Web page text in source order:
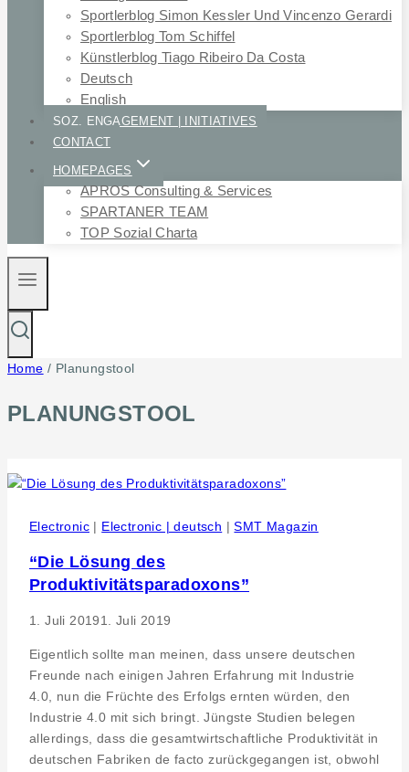
Sportlerblog Simon Kessler Und Vincenzo Gerardi
Sportlerblog Tom Schiffel
Künstlerblog Tiago Ribeiro Da Costa
Deutsch
English
SOZ. ENGAGEMENT | INITIATIVES
CONTACT
HOMEPAGES
APROS Consulting & Services
SPARTANER TEAM
TOP Sozial Charta
Home / Planungstool
PLANUNGSTOOL
Electronic | Electronic | deutsch |SMT Magazin
“Die Lösung des
Produktivitätsparadoxons”
1. Juli 20191. Juli 2019
Eigentlich sollte man meinen, dass unsere deutschen
Freunde nach einigen Jahren Erfahrung mit Industrie
4.0, nun die Früchte des Erfolgs ernten würden, den
Industrie 4.0 mit sich bringt. Jüngste Studien belegen
allerdings, dass die gesamtwirtschaftliche Produktivität in
deutschen Fabriken de facto zurückgegangen ist, obwohl